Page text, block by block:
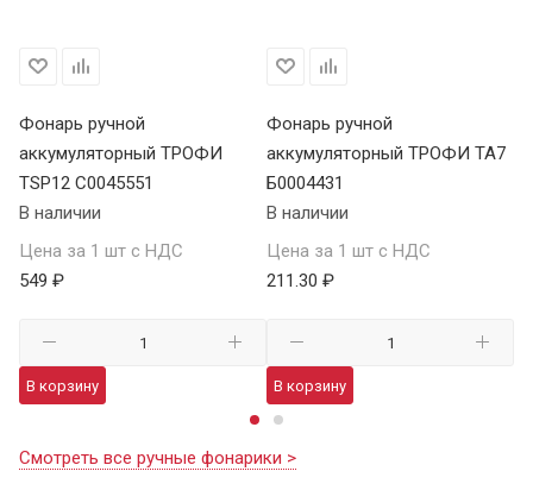
Фонарь ручной
аккумуляторный ТРОФИ
TSP12 C0045551
В наличии
Цена за 1 шт с НДС
549 ₽
В корзину
Фонарь ручной
аккумуляторный ТРОФИ TA7
Б0004431
В наличии
Цена за 1 шт с НДС
211.30 ₽
В корзину
Смотреть все ручные фонарики >